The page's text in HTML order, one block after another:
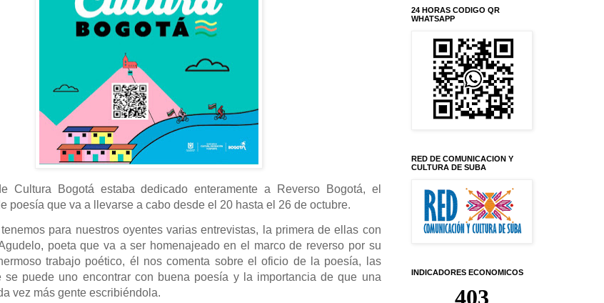
Cultura Bogotá estaba dedicado enteramente a Reverso Bogotá, el
poesía que va a llevarse a cabo desde el 20 hasta el 26 de octubre.
para nuestros oyentes varias entrevistas, la primera de ellas con
poeta que va a ser homenajeado en el marco de reverso por su
trabajo poético, él nos comenta sobre el oficio de la poesía, las
se puede uno encontrar con buena poesía y la importancia de que una
vez más gente escribiéndola.
24 HORAS CODIGO QR
WHATSAPP
RED DE COMUNICACION Y
CULTURA DE SUBA
INDICADORES ECONOMICOS